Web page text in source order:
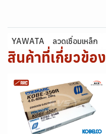
YAWATA ลวดเชื่อมเหล็ก
สินค้าที่เกี่ยวข้อง